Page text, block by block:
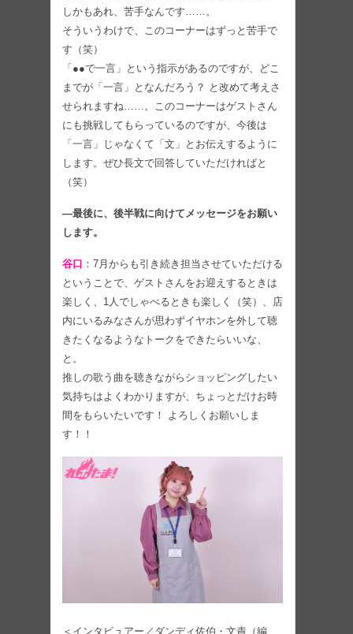
しかもあれ、苦手なんです……。
そういうわけで、このコーナーはずっと苦手で
す（笑）
「●●で一言」という指示があるのですが、どこ
までが「一言」となんだろう？ と改めて考えさ
せられますね……。このコーナーはゲストさん
にも挑戦してもらっているのですが、今後は
「一言」じゃなくて「文」とお伝えするように
します。ぜひ長文で回答していただければと
（笑）
―最後に、後半戦に向けてメッセージをお願い
します。
谷口 ：7月からも引き続き担当させていただける
ということで、ゲストさんをお迎えするときは
楽しく、1人でしゃべるときも楽しく（笑）、店
内にいるみなさんが思わずイヤホンを外して聴
きたくなるようなトークをできたらいいな、
と。
推しの歌う曲を聴きながらショッピングしたい
気持ちはよくわかりますが、ちょっとだけお時
間をもらいたいです！ よろしくお願いしま
す！！
＜インタビュアー／ダンディ佐伯・文責（編